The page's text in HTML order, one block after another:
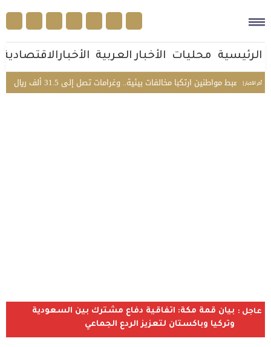
الرئيسية محليات الأخبار العربية الأخبارالاقتصادية
أخر الأخبار |
ضبط مواطنين ارتكبا مخالفات بيئية.. وغرامات تصل إلى 31.5 ألف ريال
عاجل : بيان قمة مكة: اتفاقية دفاع مشترك بين السعودية
وتركيا وباكستان لتعزيز الردع الجماعي